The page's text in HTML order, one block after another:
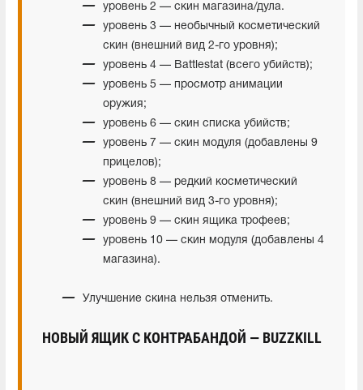
уровень 2 — скин магазина/дула.
уровень 3 — необычный косметический
скин (внешний вид 2-го уровня);
уровень 4 — Battlestat (всего убийств);
уровень 5 — просмотр анимации
оружия;
уровень 6 — скин списка убийств;
уровень 7 — скин модуля (добавлены 9
прицелов);
уровень 8 — редкий косметический
скин (внешний вид 3-го уровня);
уровень 9 — скин ящика трофеев;
уровень 10 — скин модуля (добавлены 4
магазина).
Улучшение скина нельзя отменить.
НОВЫЙ ЯЩИК С КОНТРАБАНДОЙ — BUZZKILL